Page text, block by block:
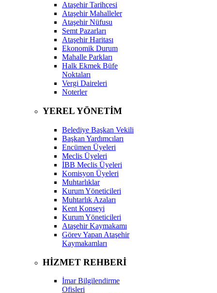
Ataşehir Tarihçesi
Ataşehir Mahalleler
Ataşehir Nüfusu
Semt Pazarları
Ataşehir Haritası
Ekonomik Durum
Mahalle Parkları
Halk Ekmek Büfe
Noktaları
Vergi Daireleri
Noterler
YEREL YÖNETİM
Belediye Başkan Vekili
Başkan Yardımcıları
Encümen Üyeleri
Meclis Üyeleri
İBB Meclis Üyeleri
Komisyon Üyeleri
Muhtarlıklar
Kurum Yöneticileri
Muhtarlık Azaları
Kent Konseyi
Kurum Yöneticileri
Ataşehir Kaymakamı
Görev Yapan Ataşehir
Kaymakamları
HİZMET REHBERİ
İmar Bilgilendirme
Ofisleri